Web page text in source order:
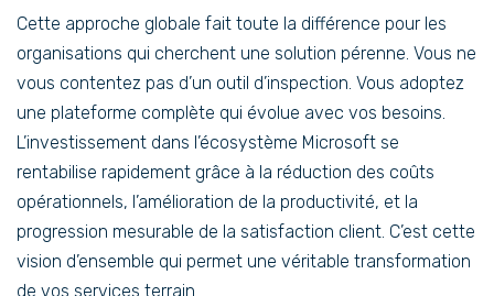
Cette approche globale fait toute la différence pour les
organisations qui cherchent une solution pérenne. Vous ne
vous contentez pas d’un outil d’inspection. Vous adoptez
une plateforme complète qui évolue avec vos besoins.
L’investissement dans l’écosystème Microsoft se
rentabilise rapidement grâce à la réduction des coûts
opérationnels, l’amélioration de la productivité, et la
progression mesurable de la satisfaction client. C’est cette
vision d’ensemble qui permet une véritable transformation
de vos services terrain.